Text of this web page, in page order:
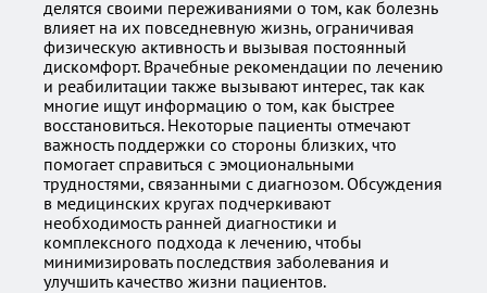
делятся своими переживаниями о том, как болезнь
влияет на их повседневную жизнь, ограничивая
физическую активность и вызывая постоянный
дискомфорт. Врачебные рекомендации по лечению
и реабилитации также вызывают интерес, так как
многие ищут информацию о том, как быстрее
восстановиться. Некоторые пациенты отмечают
важность поддержки со стороны близких, что
помогает справиться с эмоциональными
трудностями, связанными с диагнозом. Обсуждения
в медицинских кругах подчеркивают
необходимость ранней диагностики и
комплексного подхода к лечению, чтобы
минимизировать последствия заболевания и
улучшить качество жизни пациентов.